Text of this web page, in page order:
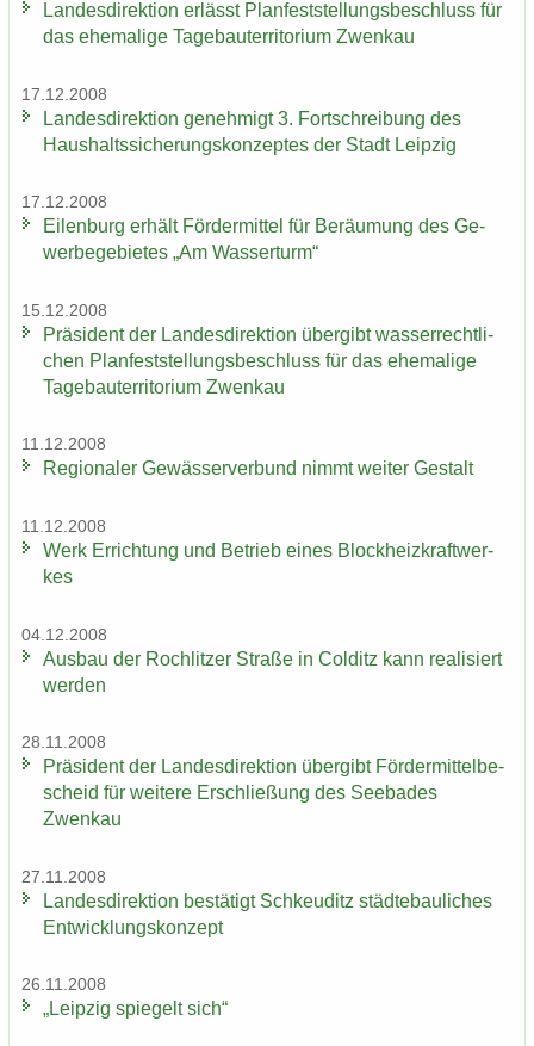
Lan­des­di­rek­ti­on er­lässt Plan­fest­stel­lungs­be­schluss für
das ehe­ma­li­ge Ta­ge­bau­ter­ri­to­ri­um Zwenkau
17.12.2008
Lan­des­di­rek­ti­on ge­neh­migt 3. Fort­schrei­bung des
Haus­halts­si­che­rungs­kon­zep­tes der Stadt Leip­zig
17.12.2008
Ei­len­burg er­hält För­der­mit­tel für Be­räu­mung des Ge­
wer­be­ge­bie­tes „Am Was­ser­turm“
15.12.2008
Prä­si­dent der Lan­des­di­rek­ti­on über­gibt was­ser­recht­li­
chen Plan­fest­stel­lungs­be­schluss für das ehe­ma­li­ge
Ta­ge­bau­ter­ri­to­ri­um Zwenkau
11.12.2008
Re­gio­na­ler Ge­wäs­ser­ver­bund nimmt wei­ter Ge­stalt
11.12.2008
Werk Er­rich­tung und Be­trieb eines Block­heiz­kraft­wer­
kes
04.12.2008
Aus­bau der Roch­lit­zer Stra­ße in Col­ditz kann rea­li­siert
wer­den
28.11.2008
Prä­si­dent der Lan­des­di­rek­ti­on über­gibt För­der­mit­tel­be­
scheid für wei­te­re Er­schlie­ßung des See­ba­des
Zwenkau
27.11.2008
Lan­des­di­rek­ti­on be­stä­tigt Schkeu­ditz städ­te­bau­li­ches
Ent­wick­lungs­kon­zept
26.11.2008
„Leip­zig spie­gelt sich“